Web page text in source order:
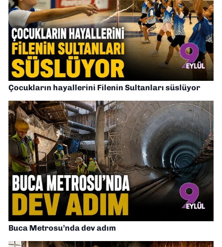
Çocukların hayallerini Filenin Sultanları süslüyor
Buca Metrosu’nda dev adım